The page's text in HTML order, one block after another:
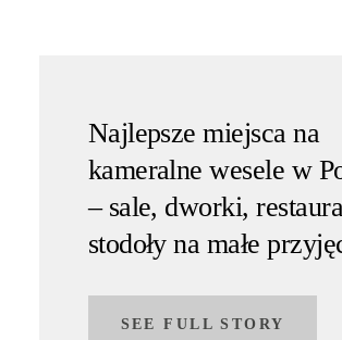
Najlepsze miejsca na
kameralne wesele w
– sale, dworki,
stodoły na małe
SEE FULL STORY